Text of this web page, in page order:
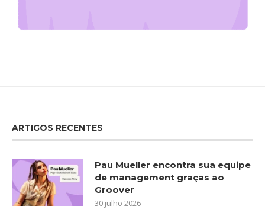
ARTIGOS RECENTES
Pau Mueller encontra sua equipe
de management graças ao
Groover
30 julho 2026